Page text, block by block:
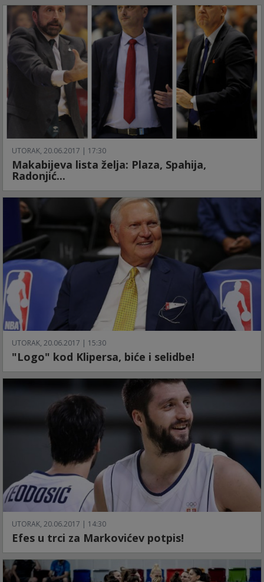
UTORAK, 20.06.2017 | 17:30
Makabijeva lista želja: Plaza, Spahija,
Radonjić...
UTORAK, 20.06.2017 | 15:30
"Logo" kod Klipersa, biće i selidbe!
UTORAK, 20.06.2017 | 14:30
Efes u trci za Markovićev potpis!